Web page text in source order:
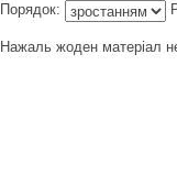
Порядок:
Нажаль жоден матеріал